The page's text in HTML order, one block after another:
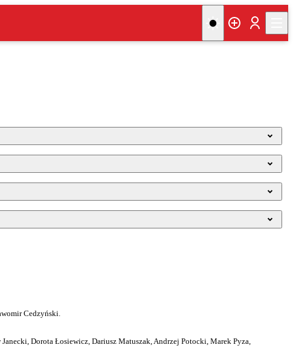
Cedzyński.
Dorota Łosiewicz, Dariusz Matuszak, Andrzej Potocki, Marek Pyza,